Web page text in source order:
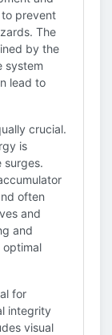
prevent
The
by the
system
lead to
crucial.
is
surges.
often
and
and
optimal
for
integrity
visual